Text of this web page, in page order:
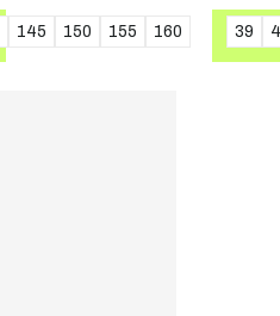
145 150 155 160 170
39